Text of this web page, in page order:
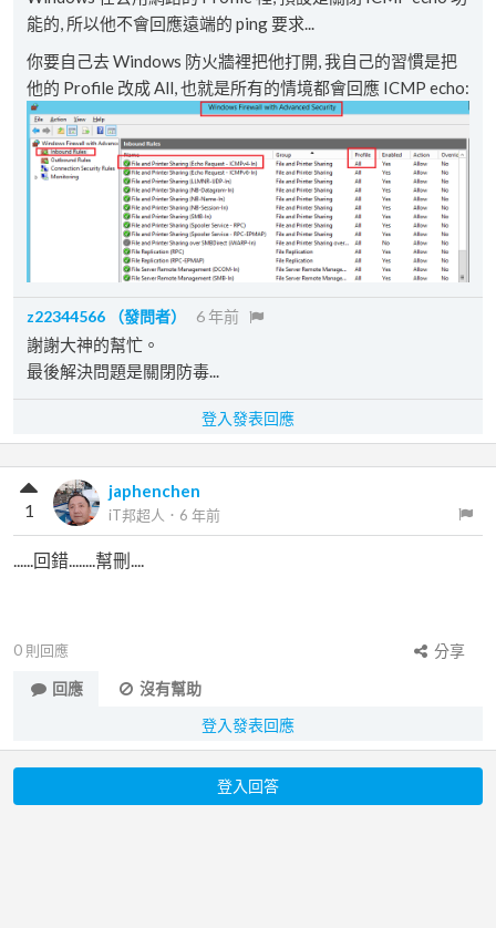
能的, 所以他不會回應遠端的 ping 要求...
你要自己去 Windows 防火牆裡把他打開, 我自己的習慣是把
他的 Profile 改成 All, 也就是所有的情境都會回應 ICMP echo:
z22344566 （發問者） 6 年前
謝謝大神的幫忙。
最後解決問題是關閉防毒...
登入發表回應
japhenchen
iT邦超人 ． 6 年前
1
......回錯........幫刪....
0 則回應
分享
回應
沒有幫助
登入發表回應
登入回答